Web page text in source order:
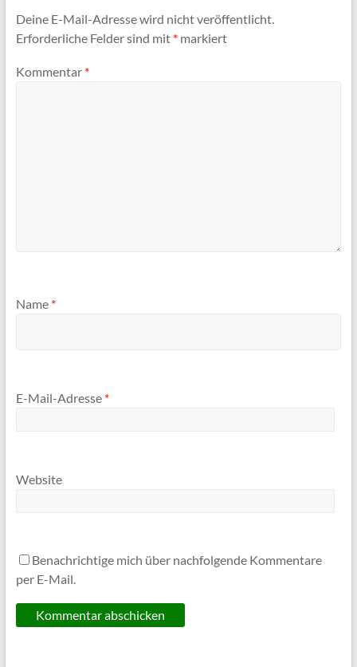
Deine E-Mail-Adresse wird nicht veröffentlicht.
Erforderliche Felder sind mit *markiert
Kommentar *
Name *
E-Mail-Adresse *
Website
Benachrichtige mich über nachfolgende Kommentare
per E-Mail.